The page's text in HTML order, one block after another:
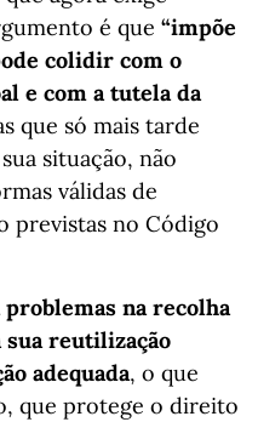
é que “impõe
colidir com o
e com a tutela da
que só mais tarde
situação, não
válidas de
previstas no Código
na recolha
sua reutilização
adequada, o que
que protege o direito